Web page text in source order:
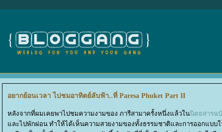
อยากย้อนเวลา ไปชมอาทิตย์ลับฟ้า..ที่ Paresa Phuket Part II
หลังจากที่ผมเคยพาไปชมความงามของ ภารีสามาครั้งหนึ่งแล้วในนิตยสารฉ
ละไปพักผ่อน ทำให้ได้เห็นความสวยงามของทั้งธรรมชาติและการออกแบบ